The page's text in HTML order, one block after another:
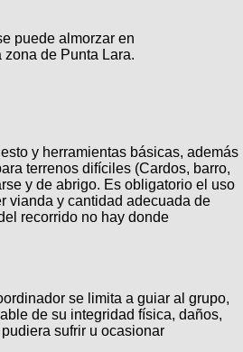
puede almorzar en
de Punta Lara.
y herramientas básicas, además
terrenos difíciles (Cardos, barro,
y de abrigo. Es obligatorio el uso
vianda y cantidad adecuada de
recorrido no hay donde
se limita a guiar al grupo,
de su integridad física, daños,
sufrir u ocasionar